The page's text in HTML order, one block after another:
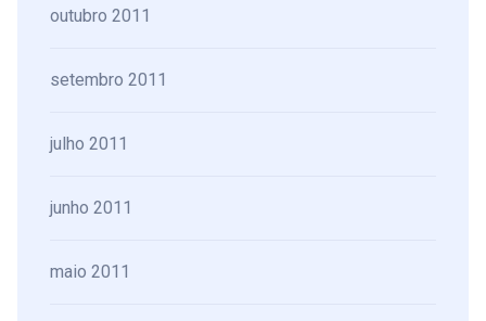
outubro 2011
setembro 2011
julho 2011
junho 2011
maio 2011